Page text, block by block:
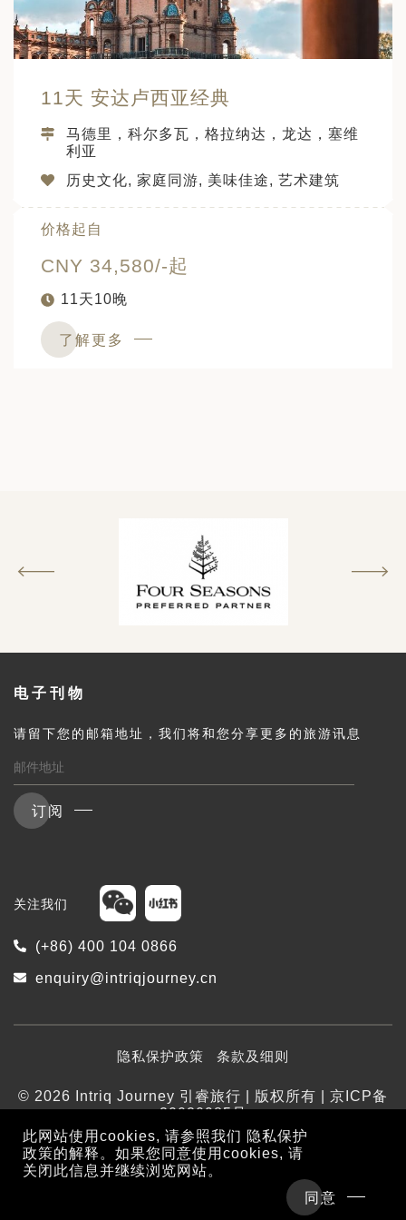
11天 安达卢西亚经典
马德里，科尔多瓦，格拉纳达，龙达，塞维
利亚
历史文化, 家庭同游, 美味佳途, 艺术建筑
价格起自
CNY 34,580/-起
11天10晚
了解更多
电子刊物
请留下您的邮箱地址，我们将和您分享更多的旅游讯息
订阅
关注我们
(+86) 400 104 0866
enquiry@intriqjourney.cn
隐私保护政策 条款及细则
© 2026 Intriq Journey 引睿旅行 | 版权所有 | 京ICP备
20020985号
此网站使用cookies, 请参照我们 隐私保护
政策的解释。如果您同意使用cookies, 请
关闭此信息并继续浏览网站。
同意